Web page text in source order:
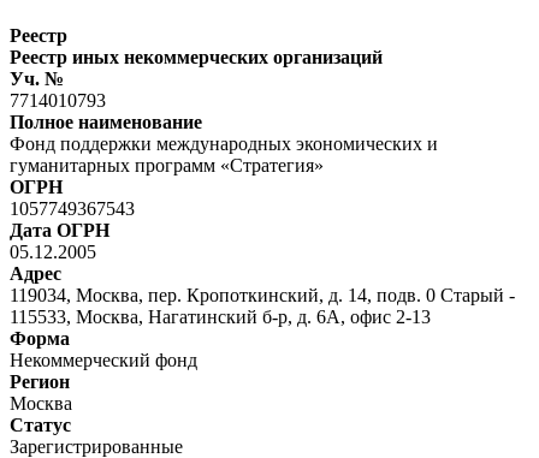
Реестр
Реестр иных некоммерческих организаций
Уч. №
7714010793
Полное наименование
Фонд поддержки международных экономических и
гуманитарных программ «Стратегия»
ОГРН
1057749367543
Дата ОГРН
05.12.2005
Адрес
119034, Москва, пер. Кропоткинский, д. 14, подв. 0 Старый -
115533, Москва, Нагатинский б-р, д. 6А, офис 2-13
Форма
Некоммерческий фонд
Регион
Москва
Статус
Зарегистрированные